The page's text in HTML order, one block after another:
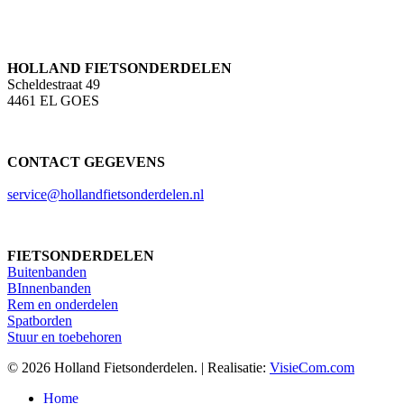
HOLLAND FIETSONDERDELEN
Scheldestraat 49
4461 EL GOES
CONTACT GEGEVENS
service@hollandfietsonderdelen.nl
FIETSONDERDELEN
Buitenbanden
BInnenbanden
Rem en onderdelen
Spatborden
Stuur en toebehoren
© 2026 Holland Fietsonderdelen. | Realisatie: VisieCom.com
Close
Home